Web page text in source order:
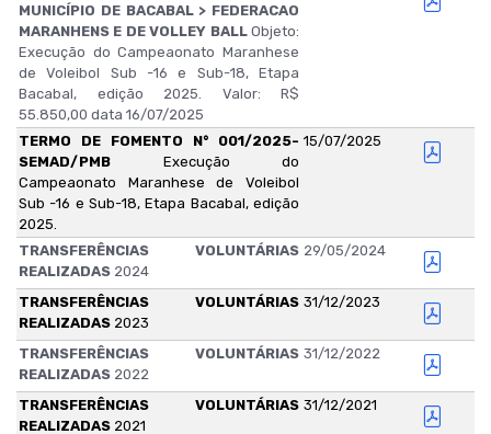
MUNICÍPIO DE BACABAL > FEDERACAO
MARANHENS E DE VOLLEY BALL Objeto:
Execução do Campeaonato Maranhese
de Voleibol Sub -16 e Sub-18, Etapa
Bacabal, edição 2025. Valor: R$
55.850,00 data 16/07/2025
TERMO DE FOMENTO N° 001/2025-
SEMAD/PMB Execução do
Campeaonato Maranhese de Voleibol
Sub -16 e Sub-18, Etapa Bacabal, edição
2025.
15/07/2025
TRANSFERÊNCIAS VOLUNTÁRIAS
REALIZADAS 2024
29/05/2024
TRANSFERÊNCIAS VOLUNTÁRIAS
REALIZADAS 2023
31/12/2023
TRANSFERÊNCIAS VOLUNTÁRIAS
REALIZADAS 2022
31/12/2022
TRANSFERÊNCIAS VOLUNTÁRIAS
REALIZADAS 2021
31/12/2021